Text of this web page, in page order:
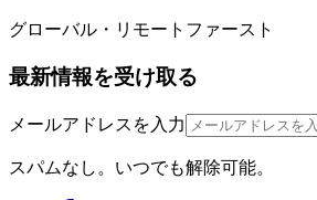
グローバル・リモートファースト
最新情報を受け取る
メールアドレスを入力
スパムなし。いつでも解除可能。